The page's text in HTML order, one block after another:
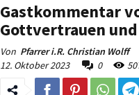
Gastkommentar
Gottvertrauen
Von Pfarrer i.R. Christian Wolff
12. Oktober 2023
0